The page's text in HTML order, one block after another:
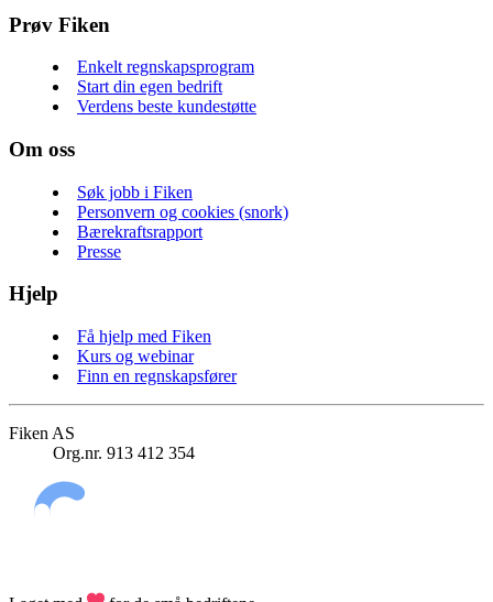
Prøv Fiken
Enkelt regnskapsprogram
Start din egen bedrift
Verdens beste kundestøtte
Om oss
Søk jobb i Fiken
Personvern og cookies (snork)
Bærekraftsrapport
Presse
Hjelp
Få hjelp med Fiken
Kurs og webinar
Finn en regnskapsfører
Fiken AS
Org.nr. 913 412 354